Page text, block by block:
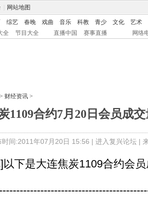
网站地图
综艺 春晚 戏曲 音乐 科教 青少 文化
艺术
全 节目大全 直播中国 赛事直播 网络
> 财经资讯 >
1109合约7月20日会员成
时间:2011年07月20日 15:56 | 进入复兴论坛|
是大连焦炭1109合约会员